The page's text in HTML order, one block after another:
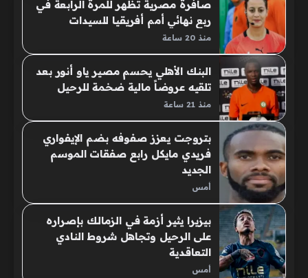
صافرة مصرية تظهر للمرة الرابعة في
ربع نهائي أمم أفريقيا للسيدات
منذ 20 ساعة
البنك الأهلي يحسم مصير ياو أنور بعد
تلقيه عروضاً مالية ضخمة للرحيل
منذ 21 ساعة
بتروجت يعزز صفوفه بضم الإيفواري
فريدي مايكل رابع صفقات الموسم
الجديد
أمس
بيزيرا يثير أزمة في الزمالك بإصراره
على الرحيل وتجاهل شروط النادي
التعاقدية
أمس